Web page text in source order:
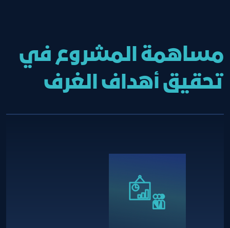
مساهمة المشروع في
تحقيق أهداف الغرف